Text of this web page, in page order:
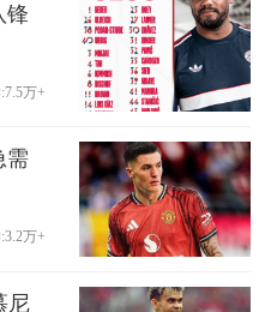
锋
万+
需
万+
尼